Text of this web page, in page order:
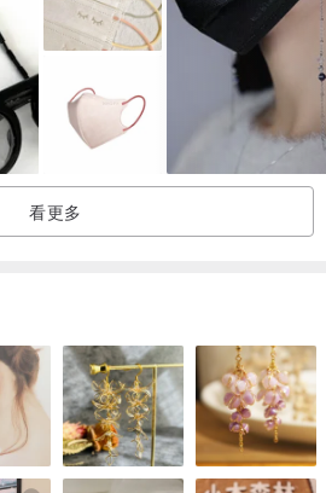
氣。
易定型的鼻樑線設計，讓口罩貼合面
✨
能輕鬆固定，適合各種臉型，無論是長
都不會造成耳朵的負擔。
醫用口罩標準，並由衛福部 G.M.P
多限購5盒，如需大量購買，請洽客服人
，還是安靜的居家環境，INFINA罩護你
伴。
自己與他人的安全，選擇INFINA，讓呼
看更多